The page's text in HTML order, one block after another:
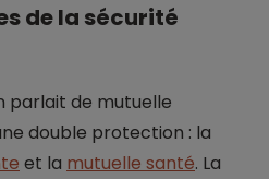
de la sécurité
parlait de mutuelle
double protection : la
et la mutuelle santé. La